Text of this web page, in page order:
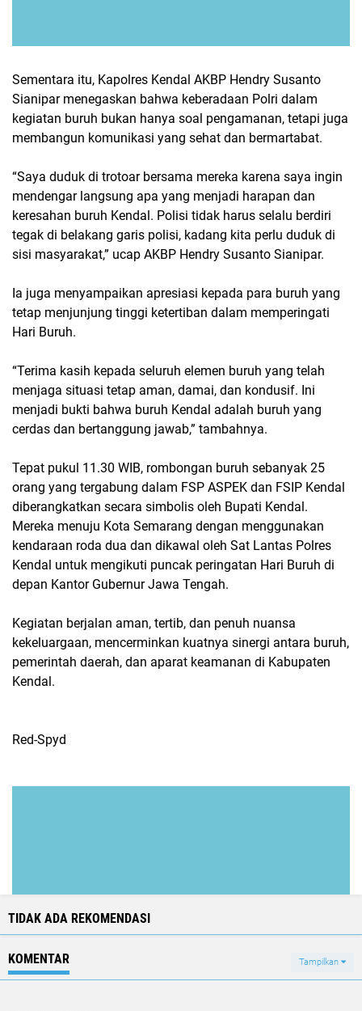
Sementara itu, Kapolres Kendal AKBP Hendry Susanto
Sianipar menegaskan bahwa keberadaan Polri dalam
kegiatan buruh bukan hanya soal pengamanan, tetapi juga
membangun komunikasi yang sehat dan bermartabat.
“Saya duduk di trotoar bersama mereka karena saya ingin
mendengar langsung apa yang menjadi harapan dan
keresahan buruh Kendal. Polisi tidak harus selalu berdiri
tegak di belakang garis polisi, kadang kita perlu duduk di
sisi masyarakat,” ucap AKBP Hendry Susanto Sianipar.
Ia juga menyampaikan apresiasi kepada para buruh yang
tetap menjunjung tinggi ketertiban dalam memperingati
Hari Buruh.
“Terima kasih kepada seluruh elemen buruh yang telah
menjaga situasi tetap aman, damai, dan kondusif. Ini
menjadi bukti bahwa buruh Kendal adalah buruh yang
cerdas dan bertanggung jawab,” tambahnya.
Tepat pukul 11.30 WIB, rombongan buruh sebanyak 25
orang yang tergabung dalam FSP ASPEK dan FSIP Kendal
diberangkatkan secara simbolis oleh Bupati Kendal.
Mereka menuju Kota Semarang dengan menggunakan
kendaraan roda dua dan dikawal oleh Sat Lantas Polres
Kendal untuk mengikuti puncak peringatan Hari Buruh di
depan Kantor Gubernur Jawa Tengah.
Kegiatan berjalan aman, tertib, dan penuh nuansa
kekeluargaan, mencerminkan kuatnya sinergi antara buruh,
pemerintah daerah, dan aparat keamanan di Kabupaten
Kendal.
Red-Spyd
TIDAK ADA REKOMENDASI
KOMENTAR Tampilkan